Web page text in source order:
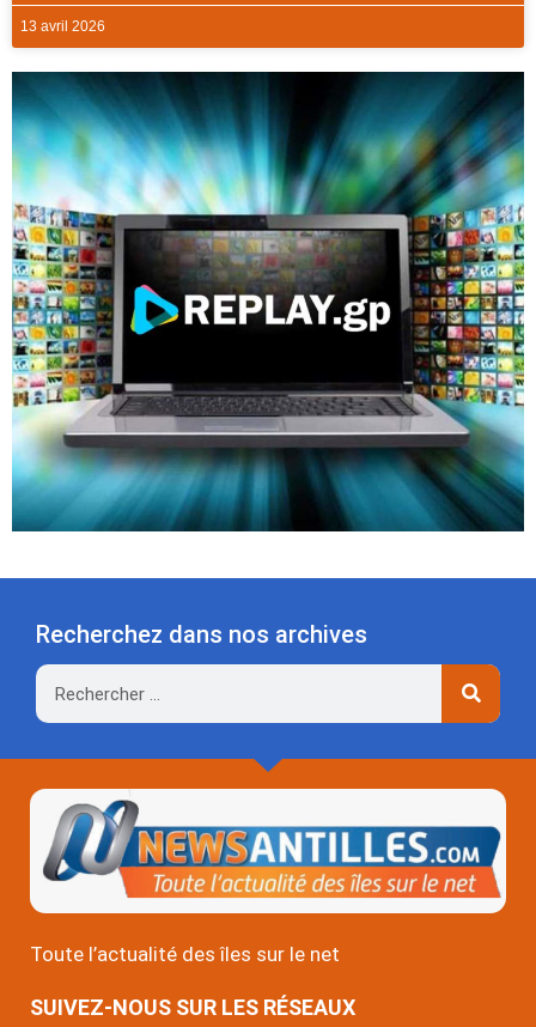
13 avril 2026
Recherchez dans nos archives
Rechercher
Toute l’actualité des îles sur le net
SUIVEZ-NOUS SUR LES RÉSEAUX